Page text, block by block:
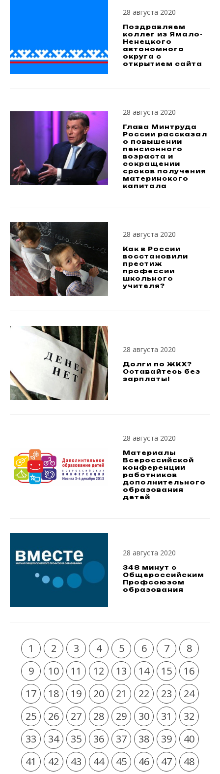
28 августа 2020
Поздравляем
коллег из Ямало-
Ненецкого
автономного
округа с
открытием сайта
28 августа 2020
Глава Минтруда
России рассказал
о повышении
пенсионного
возраста и
сокращении
сроков получения
материнского
капитала
28 августа 2020
Как в России
восстановили
престиж
профессии
школьного
учителя?
28 августа 2020
Долги по ЖКХ?
Оставайтесь без
зарплаты!
28 августа 2020
Материалы
Всероссийской
конференции
работников
дополнительного
образования
детей
28 августа 2020
348 минут с
Общероссийским
Профсоюзом
образования
1 2 3 4 5 6 7
8
9
10 11 12 13 14 15
16
17
18 19 20 21 22 23
24
25
26 27 28 29 30 31
32
33
34 35 36 37 38 39
40
41
42 43 44 45 46 47
48